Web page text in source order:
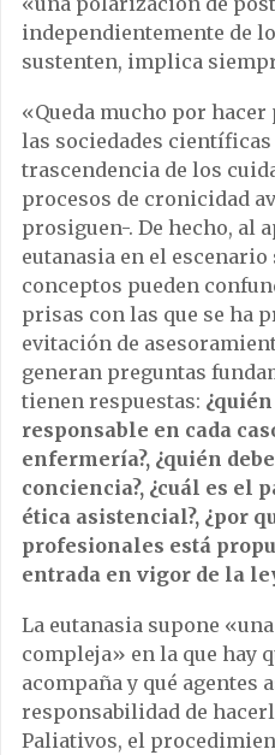
independientemente de
sustenten, implica
«Queda mucho por
las sociedades
trascendencia de los
procesos de cronicidad
prosiguen-. De hecho, al
eutanasia en el
conceptos pueden
prisas con las que se ha
evitación de
generan preguntas
tienen respuestas:
responsable en cada
enfermería?, ¿quién
conciencia?, ¿cuál es el
ética asistencial?, ¿por
profesionales está
entrada en vigor de la
La eutanasia supone
compleja» en la que hay
acompaña y qué agentes
responsabilidad de
Paliativos, el